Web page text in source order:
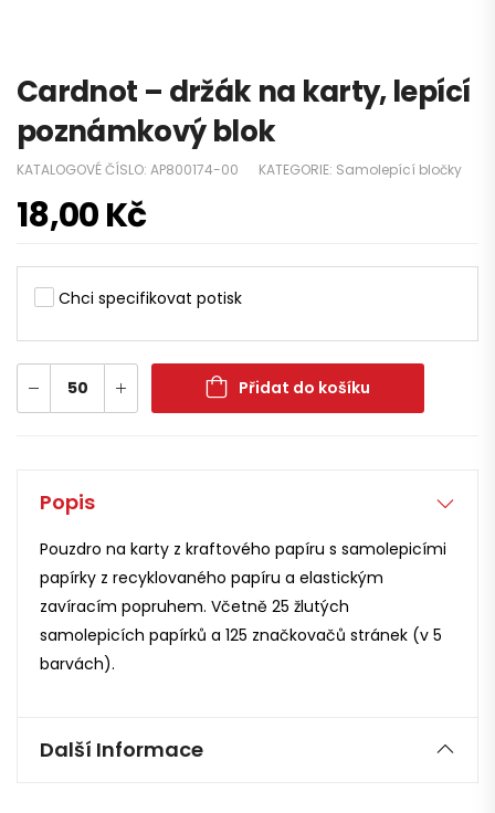
Cardnot – držák na karty, lepící
poznámkový blok
KATALOGOVÉ ČÍSLO: AP800174-00 KATEGORIE: Samolepící bločky
18,00Kč
Chci specifikovat potisk
Přidat do košíku
Popis
Pouzdro na karty z kraftového papíru s samolepicími
papírky z recyklovaného papíru a elastickým
zavíracím popruhem. Včetně 25 žlutých
samolepicích papírků a 125 značkovačů stránek (v 5
barvách).
Další Informace